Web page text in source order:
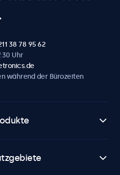
38 78 95 62
Uhr
während der Bürozeiten